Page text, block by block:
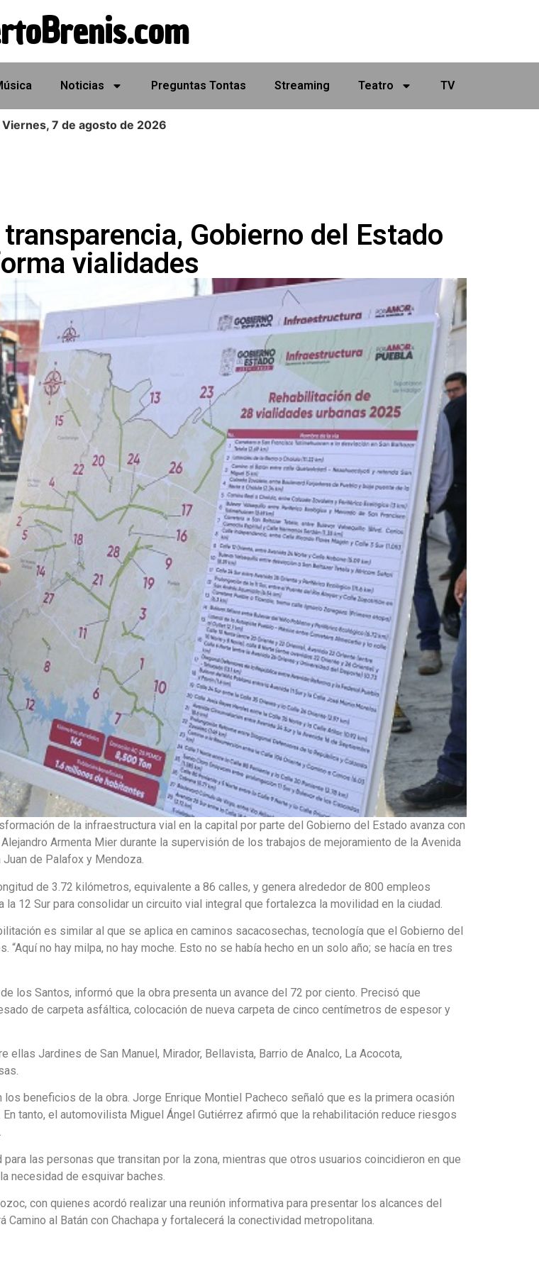
Noticias Preguntas Tontas Streaming Teatro TV
Viernes, 7 de agosto de 2026
Gobierno del Estado
vialidades
de la infraestructura vial en la capital por parte del Gobierno del Estado avanza con
Armenta Mier durante la supervisión de los trabajos de mejoramiento de la Avenida
de Palafox y Mendoza.
de 3.72 kilómetros, equivalente a 86 calles, y genera alrededor de 800 empleos
12 Sur para consolidar un circuito vial integral que fortalezca la movilidad en la ciudad.
es similar al que se aplica en caminos sacacosechas, tecnología que el Gobierno del
no hay milpa, no hay moche. Esto no se había hecho en un solo año; se hacía en tres
los Santos, informó que la obra presenta un avance del 72 por ciento. Precisó que
de carpeta asfáltica, colocación de nueva carpeta de cinco centímetros de espesor y
Jardines de San Manuel, Mirador, Bellavista, Barrio de Analco, La Acocota,
beneficios de la obra. Jorge Enrique Montiel Pacheco señaló que es la primera ocasión
tanto, el automovilista Miguel Ángel Gutiérrez afirmó que la rehabilitación reduce riesgos
las personas que transitan por la zona, mientras que otros usuarios coincidieron en que
necesidad de esquivar baches.
con quienes acordó realizar una reunión informativa para presentar los alcances del
al Batán con Chachapa y fortalecerá la conectividad metropolitana.